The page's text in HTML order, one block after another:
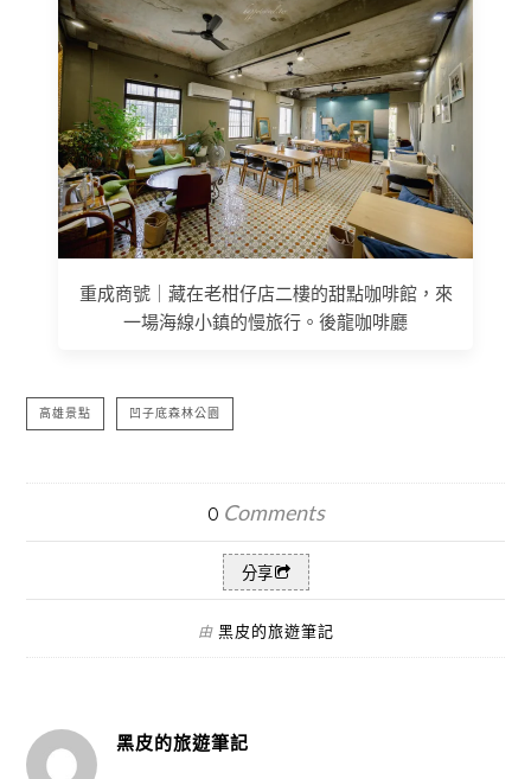
重成商號｜藏在老柑仔店二樓的甜點咖啡館，來
一場海線小鎮的慢旅行。後龍咖啡廳
高雄景點 凹子底森林公園
0 Comments
分享
由 黑皮的旅遊筆記
黑皮的旅遊筆記